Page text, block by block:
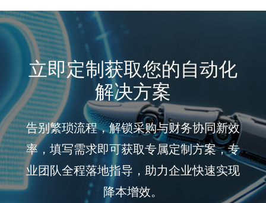
立即定制获取您的自动化
解决方案
告别繁琐流程，解锁采购与财务协同新效
率，填写需求即可获取专属定制方案，专
业团队全程落地指导，助力企业快速实现
降本增效。